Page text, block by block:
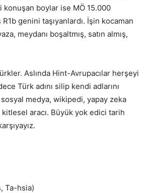
boylar ise MÖ 15.000
R1b genini taşıyanlardı. İşin kocaman
meydanı boşaltmış, satın almış,
Aslında Hint-Avrupacılar herşeyi
Türk adını silip kendi adlarını
medya, wikipedi, yapay zeka
kitlesel aracı. Büyük yok edici tarih
Ta-hsia)